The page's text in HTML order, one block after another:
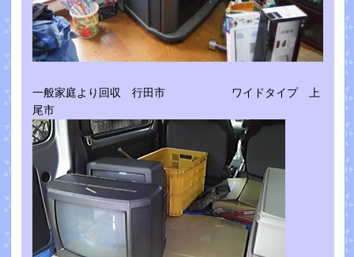
一般家庭より回収 行田市 ワイドタイプ 上
尾市